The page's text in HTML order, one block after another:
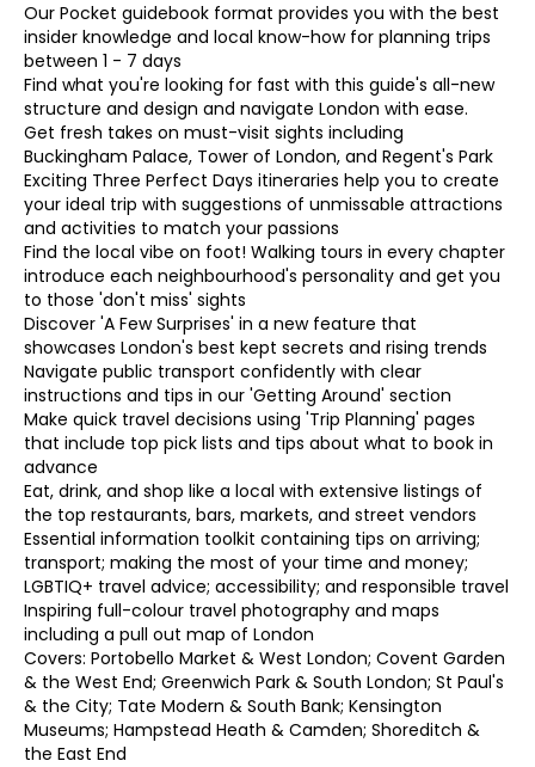
Our Pocket guidebook format provides you with the best
insider knowledge and local know-how for planning trips
between 1 - 7 days
Find what you're looking for fast with this guide's all-new
structure and design and navigate London with ease.
Get fresh takes on must-visit sights including
Buckingham Palace, Tower of London, and Regent's Park
Exciting Three Perfect Days itineraries help you to create
your ideal trip with suggestions of unmissable attractions
and activities to match your passions
Find the local vibe on foot! Walking tours in every chapter
introduce each neighbourhood's personality and get you
to those 'don't miss' sights
Discover 'A Few Surprises' in a new feature that
showcases London's best kept secrets and rising trends
Navigate public transport confidently with clear
instructions and tips in our 'Getting Around' section
Make quick travel decisions using 'Trip Planning' pages
that include top pick lists and tips about what to book in
advance
Eat, drink, and shop like a local with extensive listings of
the top restaurants, bars, markets, and street vendors
Essential information toolkit containing tips on arriving;
transport; making the most of your time and money;
LGBTIQ+ travel advice; accessibility; and responsible travel
Inspiring full-colour travel photography and maps
including a pull out map of London
Covers: Portobello Market & West London; Covent Garden
& the West End; Greenwich Park & South London; St Paul's
& the City; Tate Modern & South Bank; Kensington
Museums; Hampstead Heath & Camden; Shoreditch &
the East End